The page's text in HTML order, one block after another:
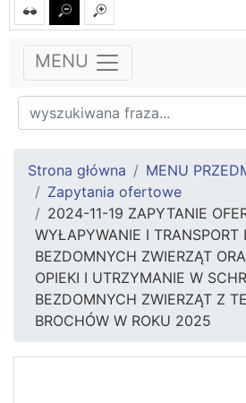
MENU
Strona główna
MENU
Zapytania ofertowe
2024-11-19 ZAPYTANIE
WYŁAPYWANIE I TRANSPORT
BEZDOMNYCH ZWIERZĄT
OPIEKI I UTRZYMANIE W
BEZDOMNYCH ZWIERZĄT Z
BROCHÓW W ROKU 2025